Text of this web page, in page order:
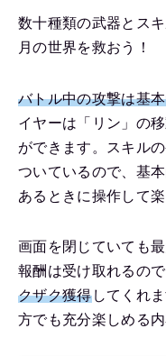
数十種類の武器とス
月の世界を救おう！
バトル中の攻撃は基
イヤーは「リン」の
ができます。スキル
ついているので、基
あるときに操作して
画面を閉じていても
報酬は受け取れるので
クザク獲得してくれ
方でも充分楽しめる